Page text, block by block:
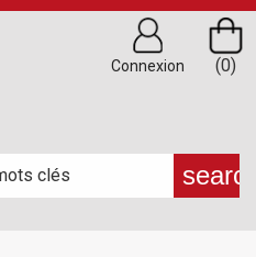
(0)
Connexion